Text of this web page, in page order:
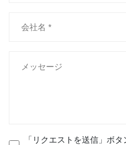
「リクエストを送信」ボ